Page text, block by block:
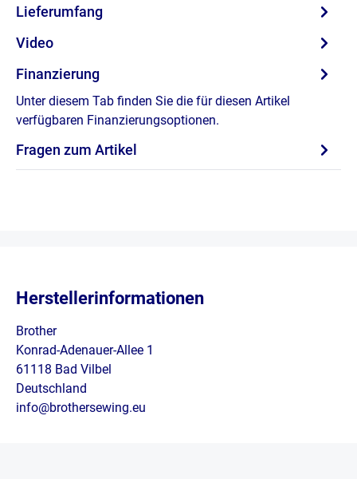
Lieferumfang
Video
Finanzierung
Unter diesem Tab finden Sie die für diesen Artikel
verfügbaren Finanzierungsoptionen.
Fragen zum Artikel
Herstellerinformationen
Brother
Konrad-Adenauer-Allee 1
61118 Bad Vilbel
Deutschland
info@brothersewing.eu